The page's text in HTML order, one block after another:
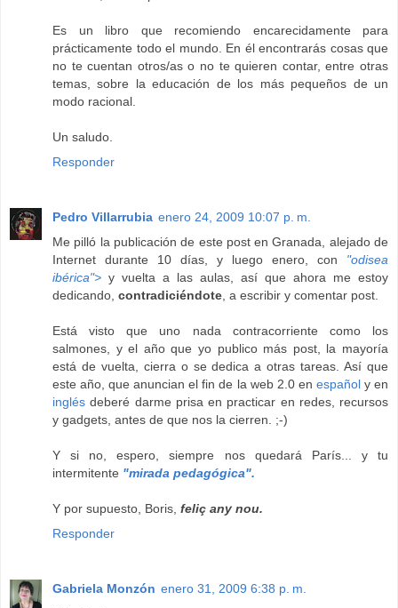
Es un libro que recomiendo encarecidamente para
prácticamente todo el mundo. En él encontrarás cosas que
no te cuentan otros/as o no te quieren contar, entre otras
temas, sobre la educación de los más pequeños de un
modo racional.
Un saludo.
Responder
Pedro Villarrubia enero 24, 2009 10:07 p. m.
Me pilló la publicación de este post en Granada, alejado de
Internet durante 10 días, y luego enero, con "odisea
ibérica"> y vuelta a las aulas, así que ahora me estoy
dedicando, contradiciéndote , a escribir y comentar post.
Está visto que uno nada contracorriente como los
salmones, y el año que yo publico más post, la mayoría
está de vuelta, cierra o se dedica a otras tareas. Así que
este año, que anuncian el fin de la web 2.0 en españoly en
inglés deberé darme prisa en practicar en redes, recursos
y gadgets, antes de que nos la cierren. ;-)
Y si no, espero, siempre nos quedará París... y tu
intermitente "mirada pedagógica".
Y por supuesto, Boris, feliç any nou.
Responder
Gabriela Monzón enero 31, 2009 6:38 p. m.